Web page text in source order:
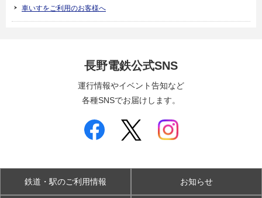
車いすをご利用のお客様へ
長野電鉄公式SNS
運行情報やイベント告知など
各種SNSでお届けします。
鉄道・駅のご利用情報 お知らせ